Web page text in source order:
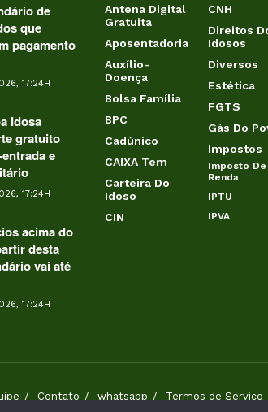
de
que
pagamento
17:24H
Idosa
gratuito
e
17:24H
acima do
desta
vai até
17:24H
Antena Digital
Gratuita
Aposentadoria
Auxílio-
Doença
Bolsa Família
BPC
Cadúnico
CAIXA Tem
Carteira Do
Idoso
CIN
CNH
Direitos
Idosos
Diversos
Estética
FGTS
Gás Do
Impostos
Imposto De
Renda
IPTU
IPVA
Contato whatsapp Termos de Serviço